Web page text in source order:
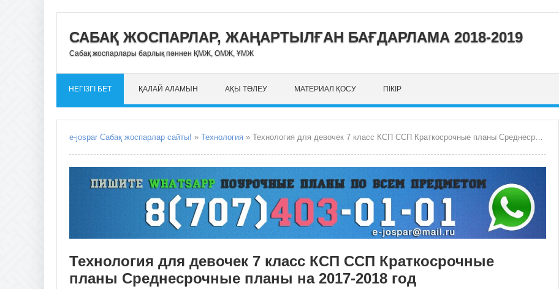
САБАҚ ЖОСПАРЛАР, ЖАҢАРТЫЛҒАН БАҒДАРЛАМА 2018-2019
Сабақ жоспарлары барлық пәннен ҚМЖ, ОМЖ, ҰМЖ
НЕГІЗГІ БЕТ ҚАЛАЙ АЛАМЫН АҚЫ ТӨЛЕУ МАТЕРИАЛ ҚОСУ ПІКІР
e-jospar Сабақ жоспарлар сайты! » Технология » Технология для девочек 7 класс КСП ССП Краткосрочные планы Среднесрочные планы на 2017-2018 год
Технология для девочек 7 класс КСП ССП Краткосрочные
планы Среднесрочные планы на 2017-2018 год